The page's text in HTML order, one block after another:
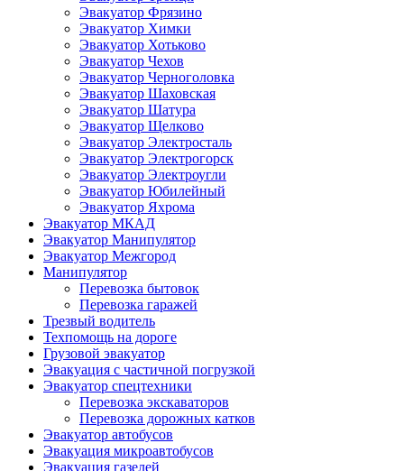
Эвакуатор Фрязино
Эвакуатор Химки
Эвакуатор Хотьково
Эвакуатор Чехов
Эвакуатор Черноголовка
Эвакуатор Шаховская
Эвакуатор Шатура
Эвакуатор Щелково
Эвакуатор Электросталь
Эвакуатор Электрогорск
Эвакуатор Электроугли
Эвакуатор Юбилейный
Эвакуатор Яхрома
Эвакуатор МКАД
Эвакуатор Манипулятор
Эвакуатор Межгород
Манипулятор
Перевозка бытовок
Перевозка гаражей
Трезвый водитель
Техпомощь на дороге
Грузовой эвакуатор
Эвакуация с частичной погрузкой
Эвакуатор спецтехники
Перевозка экскаваторов
Перевозка дорожных катков
Эвакуатор автобусов
Эвакуация микроавтобусов
Эвакуация газелей